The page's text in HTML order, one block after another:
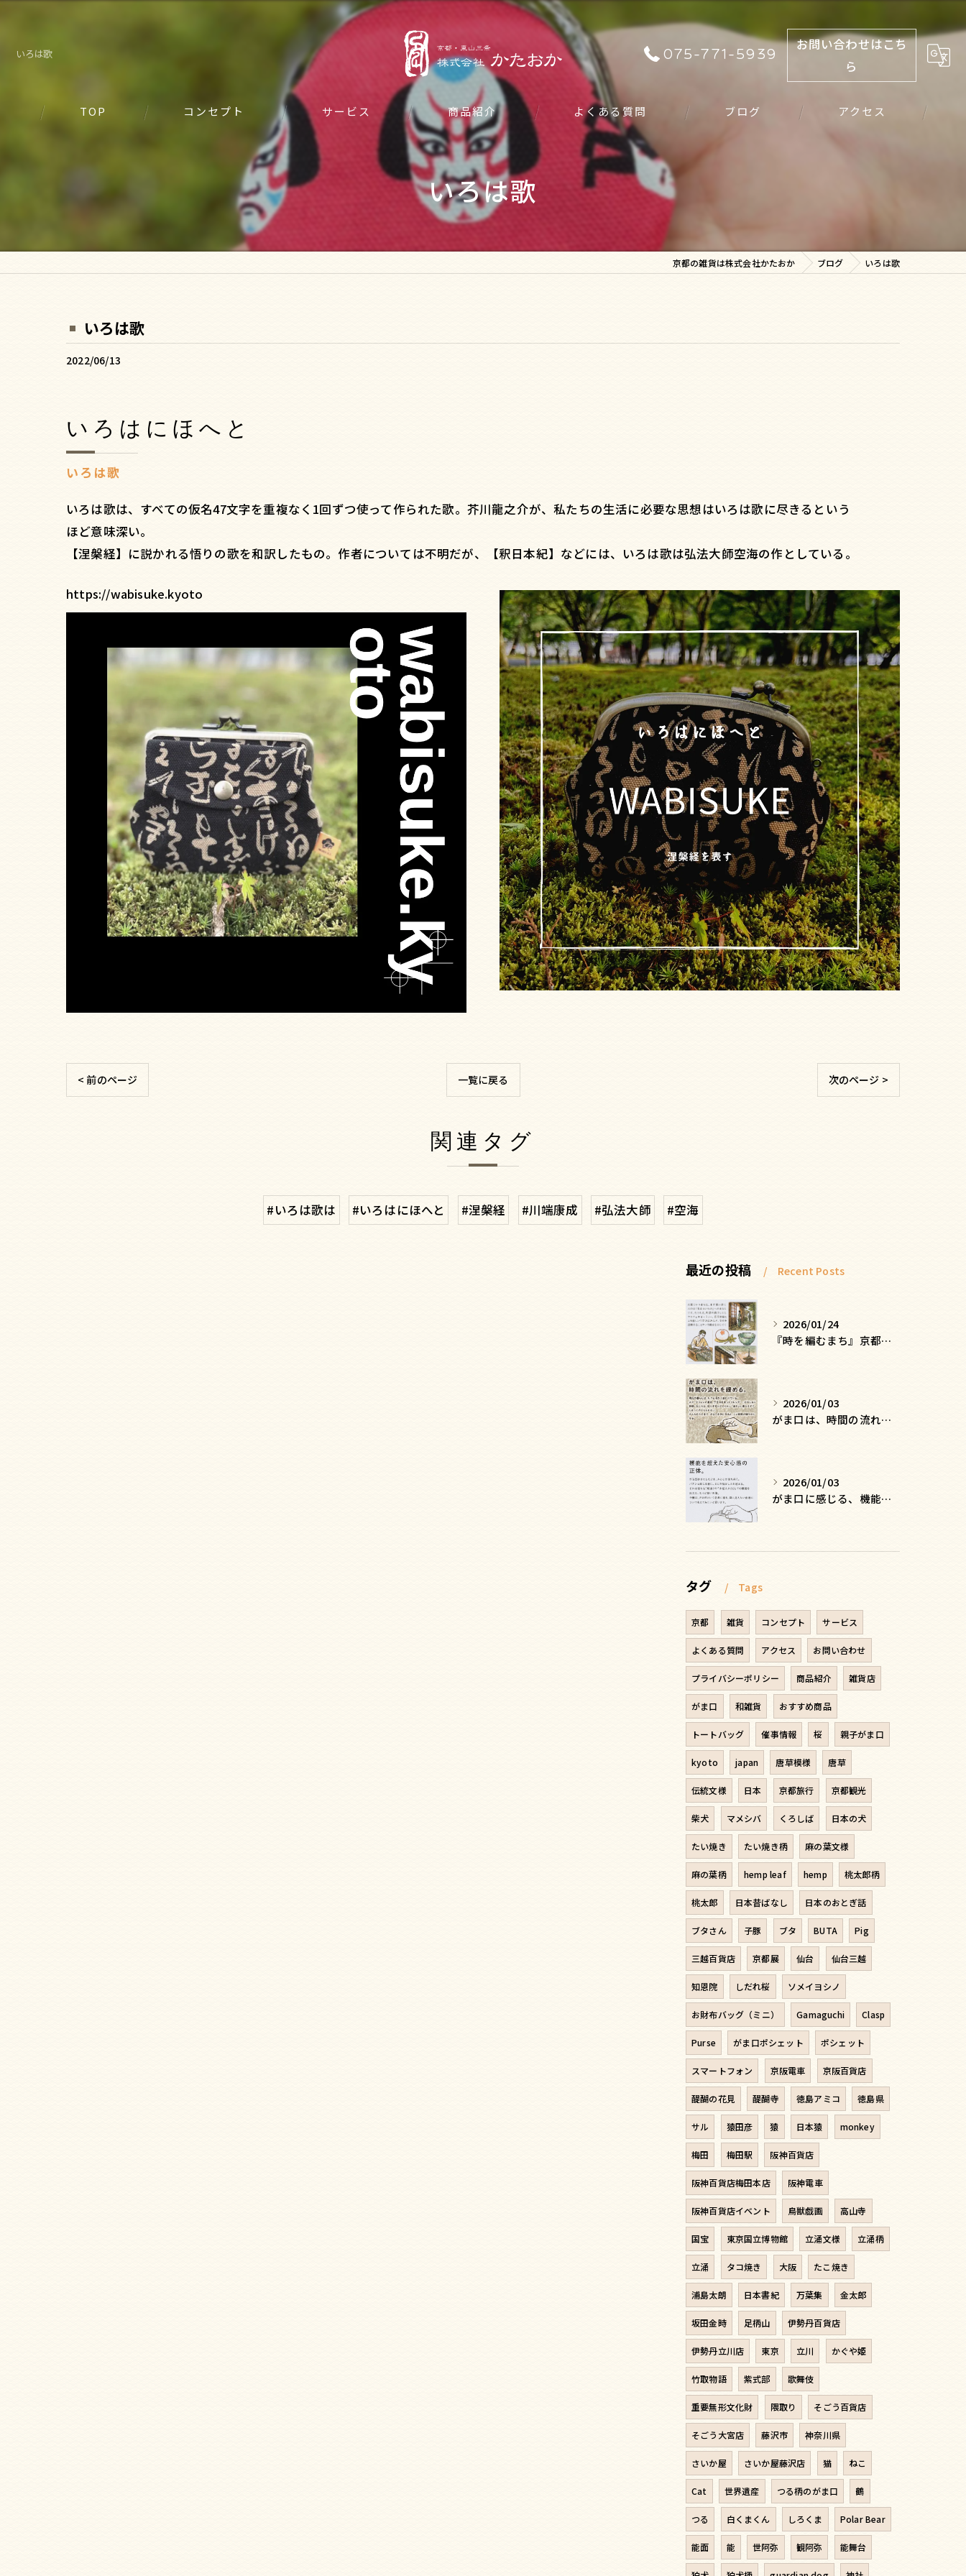
いろは歌 075-771-5939
お問い合わせはこち
ら
TOP コンセプト サービス 商品紹介 よくある質問 ブログ アクセス
いろは歌
京都の雑貨は株式会社かたおか ブログ いろは歌
いろは歌
2022/06/13
いろは歌
いろはにほへと
いろは歌は、すべての仮名47文字を重複なく1回ずつ使って作られた歌。芥川龍之介が、私たちの生活に必要な思想はいろは歌に尽きるという
ほど意味深い。
【涅槃経】に説かれる悟りの歌を和訳したもの。作者については不明だが、【釈日本紀】などには、いろは歌は弘法大師空海の作としている。
https://wabisuke.kyoto
< 前のページ 一覧に戻る 次のページ >
関連タグ
#いろは歌は #いろはにほへと #涅槃経 #川端康成 #弘法大師 #空海
最近の投稿 Recent Posts
2026/01/24
『時を編むまち』京都ー日常にひそむ、静かな贅沢
2026/01/03
がま口は、時間の流れを緩める
2026/01/03
がま口に感じる、機能を超えた安心感の正体
タグ Tags
京都 雑貨 コンセプト サービス
よくある質問 アクセス お問い合わせ
プライバシーポリシー 商品紹介 雑貨店
がま口 和雑貨 おすすめ商品
トートバッグ 催事情報 桜 親子がま口
kyoto japan 唐草模様 唐草
伝統文様 日本 京都旅行 京都観光
柴犬 マメシバ くろしば 日本の犬
たい焼き たい焼き柄 麻の葉文様
麻の葉柄 hemp leaf hemp 桃太郎柄
桃太郎 日本昔ばなし 日本のおとぎ話
ブタさん 子豚 ブタ BUTA Pig
三越百貨店 京都展 仙台 仙台三越
知恩院 しだれ桜 ソメイヨシノ
お財布バッグ（ミニ） Gamaguchi Clasp
Purse がま口ポシェット ポシェット
スマートフォン 京阪電車 京阪百貨店
醍醐の花見 醍醐寺 徳島アミコ 徳島県
サル 猿田彦 猿 日本猿 monkey
梅田 梅田駅 阪神百貨店
阪神百貨店梅田本店 阪神電車
阪神百貨店イベント 鳥獣戯画 高山寺
国宝 東京国立博物館 立涌文様 立涌柄
立涌 タコ焼き 大阪 たこ焼き
浦島太朗 日本書紀 万葉集 金太郎
坂田金時 足柄山 伊勢丹百貨店
伊勢丹立川店 東京 立川 かぐや姫
竹取物語 紫式部 歌舞伎
重要無形文化財 隈取り そごう百貨店
そごう大宮店 藤沢市 神奈川県
さいか屋 さいか屋藤沢店 猫 ねこ
Cat 世界遺産 つる柄のがま口 鶴
つる 白くまくん しろくま Polar Bear
能面 能 世阿弥 観阿弥 能舞台